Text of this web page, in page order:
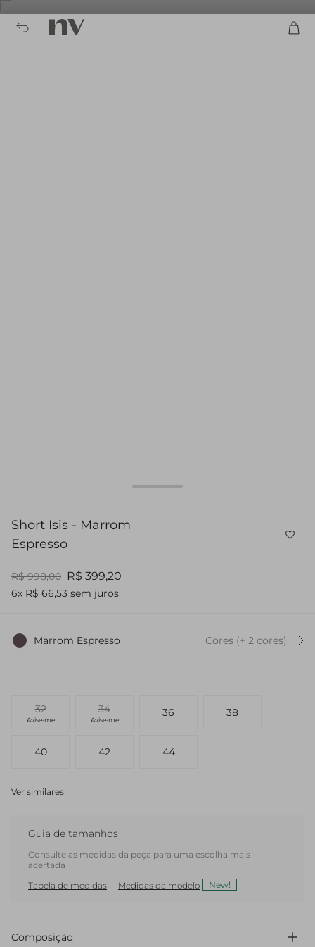
Short Isis - Marrom
Espresso
R$ 998,00 R$ 399,20
6x R$ 66,53 sem juros
Marrom Espresso Cores (+ 2 cores)
32
Avise-me
34
Avise-me
36 38
40 42 44
Ver similares
Guia de tamanhos
Consulte as medidas da peça para uma escolha mais
acertada
Tabela de medidas
Medidas da modelo New!
Composição